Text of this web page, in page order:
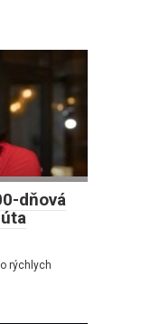
dňová
rýchlych